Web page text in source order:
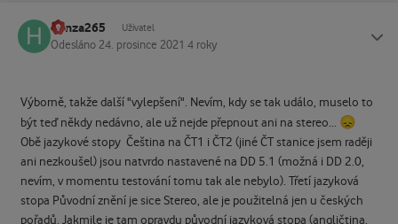
honza265 Uživatel
Odesláno 24. prosince 2021 4 roky
Výborně, takže další "vylepšení". Nevím, kdy se tak událo, muselo to
být teď někdy nedávno, ale už nejde přepnout ani na stereo... 😞
Obě jazykové stopy Čeština na ČT1 i ČT2 (jiné ČT stanice jsem raději
ani nezkoušel) jsou natvrdo nastavené na DD 5.1 (možná i DD 2.0,
nevím, v momentu testování tomu tak ale nebylo). Třetí jazyková
stopa Původní znění je sice Stereo, ale je použitelná jen u českých
pořadů. Jakmile je tam opravdu původní jazyková stopa (angličtina,